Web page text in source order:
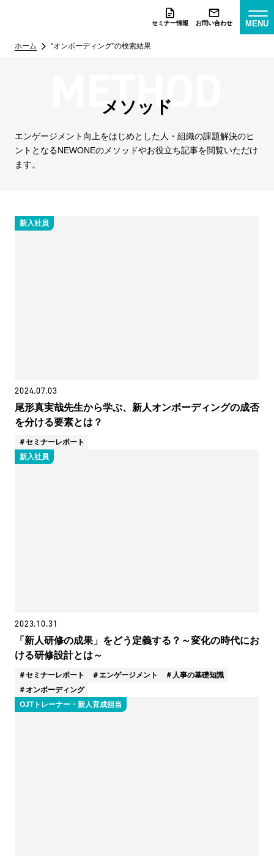
セミナー情報 お問い合わせ MENU
ホーム "オンボーディング"の検索結果
メソッド
エンゲージメント向上をはじめとした人・組織の課題解決のヒ
ントとなるNEWONEのメソッドやお役立ち記事を閲覧いただけ
ます。
新入社員
2024.07.03
尾形真実哉先生から学ぶ、新人オンボーディングの成否
を分ける要素とは？
セミナーレポート
新入社員
2023.10.31
「新人研修の成果」をどう定義する？～変化の時代にお
ける研修設計とは～
セミナーレポート エンゲージメント
人事の基礎知識
オンボーディング
OJTトレーナー・新人育成担当